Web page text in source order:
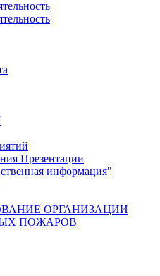
Презентации
информация"
ОРГАНИЗАЦИИ
ПОЖАРОВ